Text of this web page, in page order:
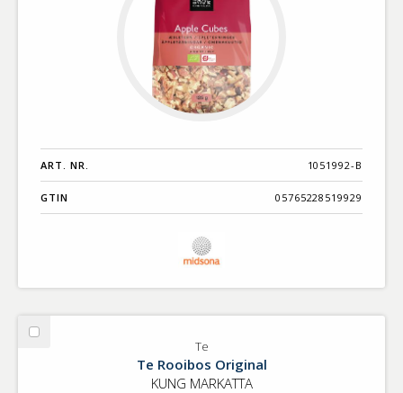
ART. NR. 1051992-B
GTIN 05765228519929
Välj
Te
Te Rooibos Original
KUNG MARKATTA